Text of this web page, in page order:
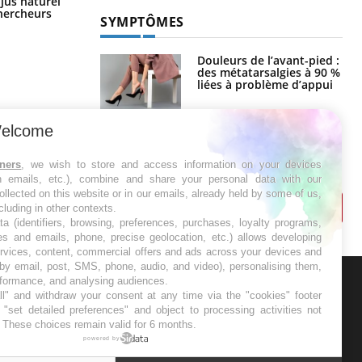
vacances ?
SYMPTÔMES
Douleurs de l’avant-pied :
des métatarsalgies à 90 %
liées à problème d’appui
améliorer l’hygiène
bucco-dentaire
les semaines les meilleures
, we wish to store and access information on your devices
emails, etc.), combine and share your personal data with our
on this website or in our emails, already held by some of us,
in other contexts.
(identifiers, browsing, preferences, purchases, loyalty programs,
and emails, phone, precise geolocation, etc.) allows developing
content, commercial offers and ads across your devices and
email, post, SMS, phone, audio, and video), personalising them,
and analysing audiences.
and withdraw your consent at any time via the "cookies" footer
detailed preferences" and object to processing activities not
choices remain valid for 6 months.
powered by